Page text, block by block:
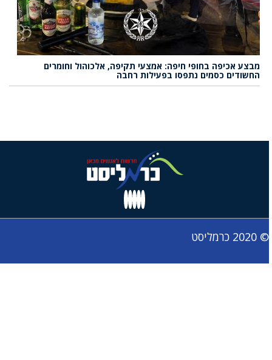
מבצע אכיפה בחופי חיפה: אמצעי תקיפה, אלכוהול וחומרים
החשודים כסמים נתפסו בפעילות רחבה
© 2020 כרמליסט